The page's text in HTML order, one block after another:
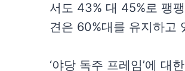
서도 43% 대 45%로 팽
견은 60%대를 유지하고
‘야당 독주 프레임’에